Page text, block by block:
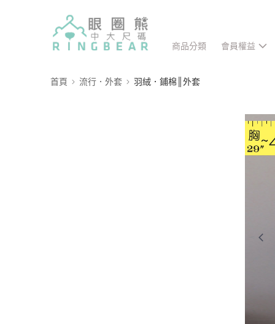
商品分類 會員權益
首頁 流行．外套 羽絨．鋪棉║外套